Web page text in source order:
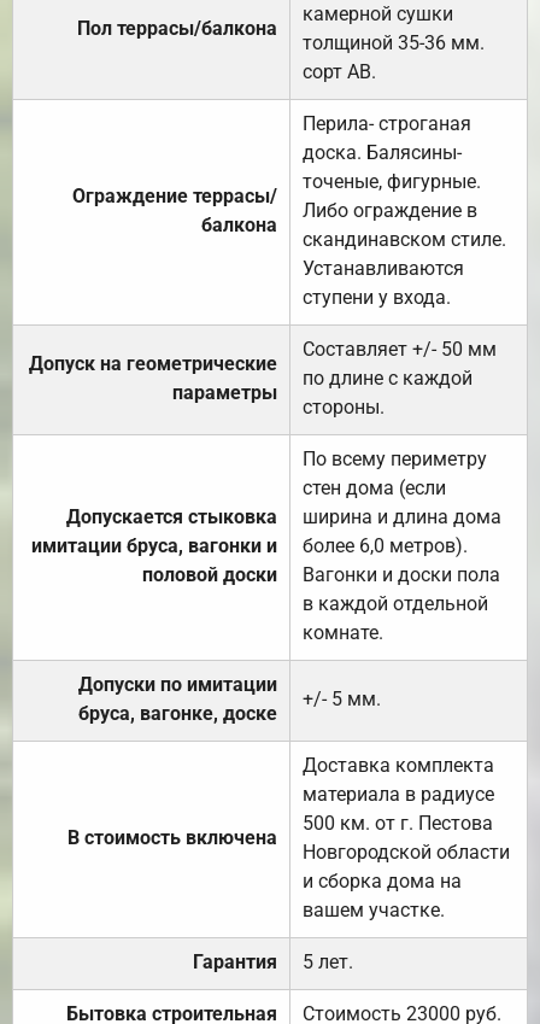
Пол террасы/балкона
камерной сушки
толщиной 35-36 мм.
сорт АВ.
Ограждение террасы/
балкона
Перила- строганая
доска. Балясины-
точеные, фигурные.
Либо ограждение в
скандинавском стиле.
Устанавливаются
ступени у входа.
Допуск на геометрические
параметры
Составляет +/- 50 мм
по длине с каждой
стороны.
Допускается стыковка
имитации бруса, вагонки и
половой доски
По всему периметру
стен дома (если
ширина и длина дома
более 6,0 метров).
Вагонки и доски пола
в каждой отдельной
комнате.
Допуски по имитации
бруса, вагонке, доске
+/- 5 мм.
В стоимость включена
Доставка комплекта
материала в радиусе
500 км. от г. Пестова
Новгородской области
и сборка дома на
вашем участке.
Гарантия 5 лет.
Бытовка строительная Стоимость 23000 руб.